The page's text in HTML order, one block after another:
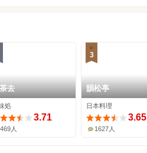
去
処
3.71
469人
3
韻松亭
日本料理
3.65
1627人